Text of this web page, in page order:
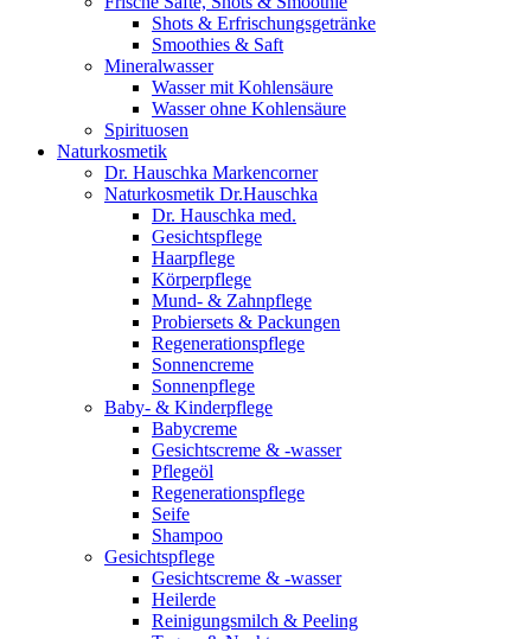
Shots & Erfrischungsgetränke
Smoothies & Saft
Mineralwasser
Wasser mit Kohlensäure
Wasser ohne Kohlensäure
Spirituosen
Naturkosmetik
Dr. Hauschka Markencorner
Naturkosmetik Dr.Hauschka
Dr. Hauschka med.
Gesichtspflege
Haarpflege
Körperpflege
Mund- & Zahnpflege
Probiersets & Packungen
Regenerationspflege
Sonnencreme
Sonnenpflege
Baby- & Kinderpflege
Babycreme
Gesichtscreme & -wasser
Pflegeöl
Regenerationspflege
Seife
Shampoo
Gesichtspflege
Gesichtscreme & -wasser
Heilerde
Reinigungsmilch & Peeling